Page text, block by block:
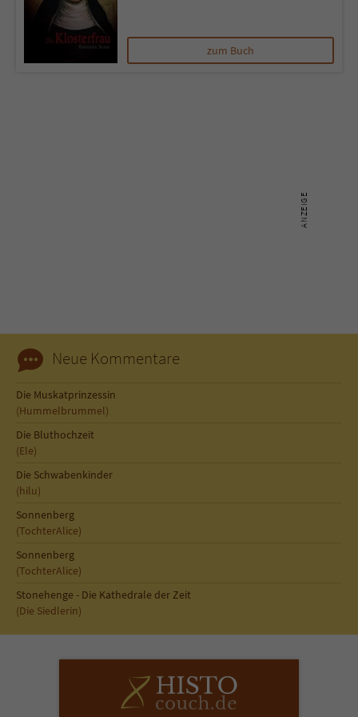
zum Buch
Neue Kommentare
Die Muskatprinzessin
(Hummelbrummel)
Die Bluthochzeit
(Ele)
Die Schwabenkinder
(hilu)
Sonnenberg
(TochterAlice)
Sonnenberg
(TochterAlice)
Stonehenge - Die Kathedrale der Zeit
(Die Siedlerin)
Name tx_pwcomments_ahash
Sicherheitscode des Kontaktformulars zu